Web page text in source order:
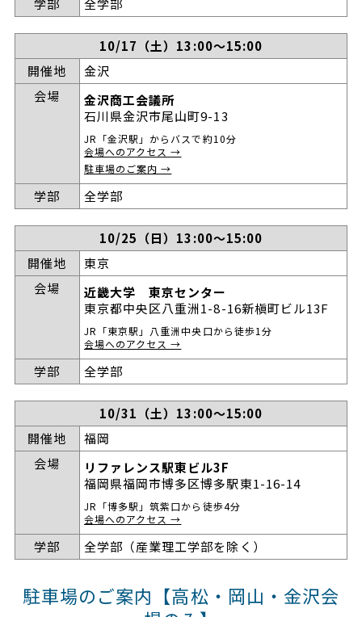
10/17（土）13:00～15:00
開催地
金沢
会場
金沢商工会議所
石川県金沢市尾山町9-13
JR「金沢駅」からバスで約10分
会場へのアクセス →
駐車場のご案内 →
学部 全学部
10/25（日）13:00～15:00
開催地
東京
会場
近畿大学 東京センター
東京都中央区八重洲1-8-16新槇町ビル13F
JR「東京駅」八重洲中央口から徒歩1分
会場へのアクセス →
学部 全学部
10/31（土）13:00～15:00
開催地
福岡
会場
リファレンス駅東ビル3F
福岡県福岡市博多区博多駅東1-16-14
JR「博多駅」筑紫口から徒歩4分
会場へのアクセス →
学部 全学部（産業理工学部を除く）
駐車場のご案内【高松・岡山・金沢会